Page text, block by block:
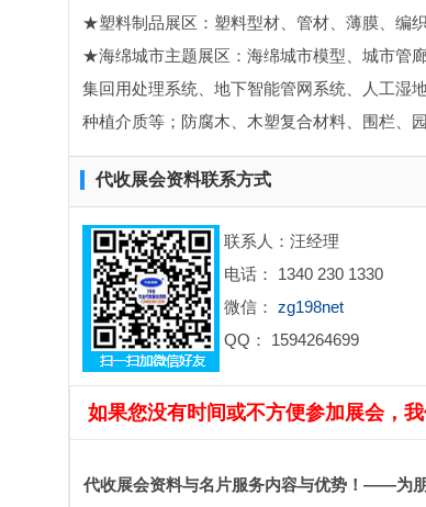
★塑料制品展区：塑料型材、管材、薄膜、编
★海绵城市主题展区：海绵城市模型、城市管
集回用处理系统、地下智能管网系统、人工湿
种植介质等；防腐木、木塑复合材料、围栏、
代收展会资料联系方式
联系人：汪经理
电话： 1340 230 1330
微信： zg198net
QQ： 1594264699
如果您没有时间或不方便参加展会，
代收展会资料与名片服务内容与优势！——为